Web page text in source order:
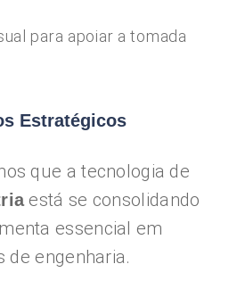
para apoiar a tomada
Estratégicos
que a tecnologia de
está se consolidando
essencial em
de engenharia.